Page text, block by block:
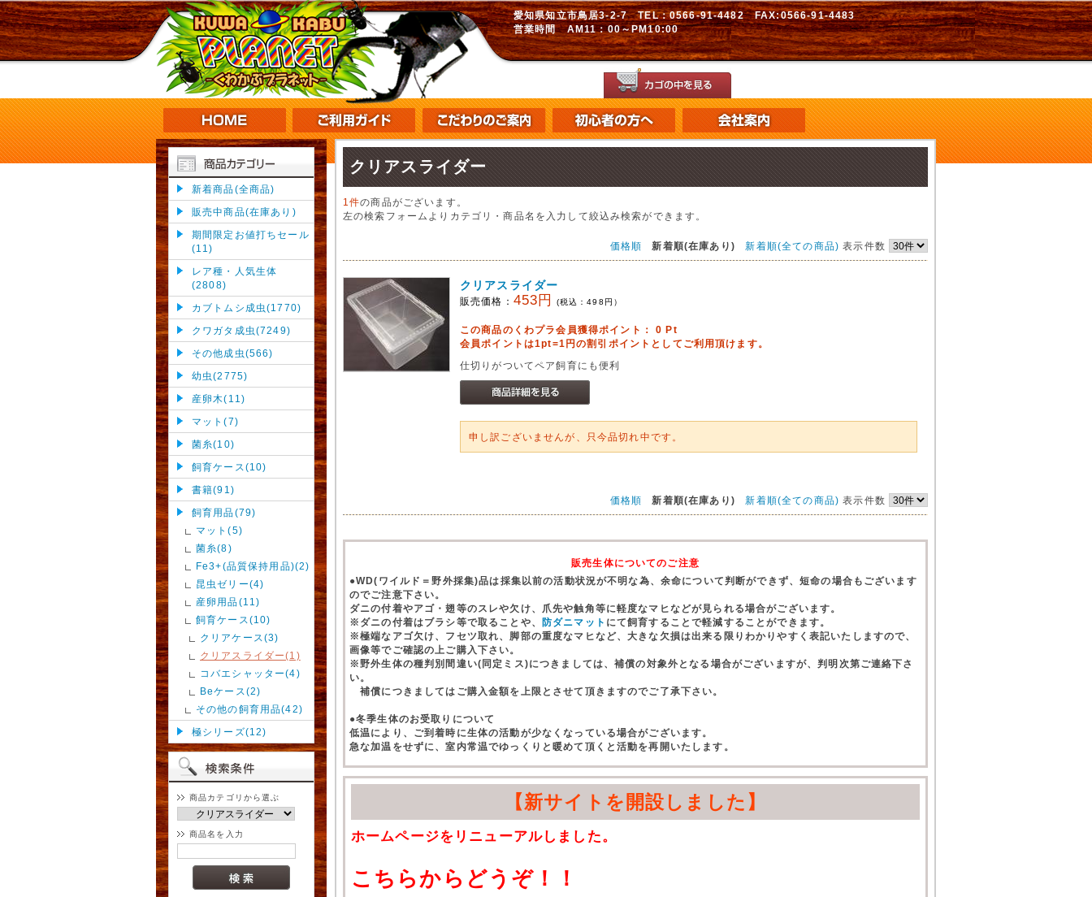
愛知県知立市鳥居3-2-7 TEL：0566-91-4482 FAX:0566-91-4483
営業時間 AM11：00～PM10:00
新着商品(全商品)
販売中商品(在庫あり)
期間限定お値打ちセール
(11)
レア種・人気生体
(2808)
カブトムシ成虫(1770)
クワガタ成虫(7249)
その他成虫(566)
幼虫(2775)
産卵木(11)
マット(7)
菌糸(10)
飼育ケース(10)
書籍(91)
飼育用品(79)
マット(5)
菌糸(8)
Fe3+(品質保持用品)(2)
昆虫ゼリー(4)
産卵用品(11)
飼育ケース(10)
クリアケース(3)
クリアスライダー(1)
コバエシャッター(4)
Beケース(2)
その他の飼育用品(42)
極シリーズ(12)
商品カテゴリから選ぶ
商品名を入力
クリアスライダー
1件の商品がございます。
左の検索フォームよりカテゴリ・商品名を入力して絞込み検索ができます。
価格順 新着順(在庫あり) 新着順(全ての商品) 表示件数
クリアスライダー
販売価格： 453円 (税込：498 円）
この商品のくわプラ会員獲得ポイント：0 Pt
会員ポイントは1pt=1円の割引ポイントとしてご利用頂けます。
仕切りがついてペア飼育にも便利
申し訳ございませんが、只今品切れ中です。
価格順 新着順(在庫あり) 新着順(全ての商品) 表示件数
販売生体についてのご注意
●WD(ワイルド＝野外採集)品は採集以前の活動状況が不明な為、余命について判断ができず、短命の場合もございます
のでご注意下さい。
ダニの付着やアゴ・翅等のスレや欠け、爪先や触角等に軽度なマヒなどが見られる場合がございます。
※ダニの付着はブラシ等で取ることや、 防ダニマット にて飼育することで軽減することができます。
※極端なアゴ欠け、フセツ取れ、脚部の重度なマヒなど、大きな欠損は出来る限りわかりやすく表記いたしますので、
画像等でご確認の上ご購入下さい。
※野外生体の種判別間違い(同定ミス)につきましては、補償の対象外となる場合がございますが、判明次第ご連絡下さ
い。
補償につきましてはご購入金額を上限とさせて頂きますのでご了承下さい。
●冬季生体のお受取りについて
低温により、ご到着時に生体の活動が少なくなっている場合がございます。
急な加温をせずに、室内常温でゆっくりと暖めて頂くと活動を再開いたします。
【新サイトを開設しました】
ホームページをリニューアルしました。
こちらからどうぞ！！